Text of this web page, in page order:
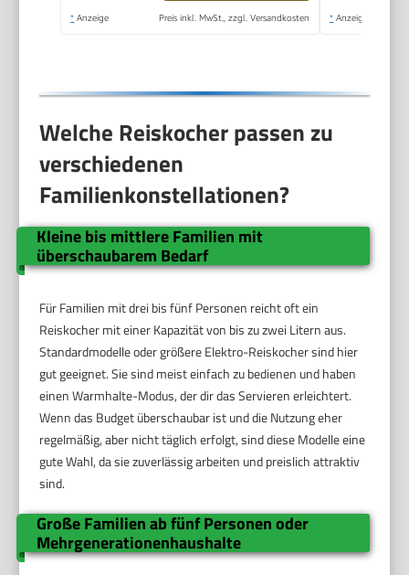
Gemüse & Fisch
* Anzeige Preis inkl. MwSt., zzgl. Versandkosten * Anzeige
Welche Reiskocher passen zu
verschiedenen
Familienkonstellationen?
Kleine bis mittlere Familien mit
überschaubarem Bedarf
Für Familien mit drei bis fünf Personen reicht oft ein
Reiskocher mit einer Kapazität von bis zu zwei Litern aus.
Standardmodelle oder größere Elektro-Reiskocher sind hier
gut geeignet. Sie sind meist einfach zu bedienen und haben
einen Warmhalte-Modus, der dir das Servieren erleichtert.
Wenn das Budget überschaubar ist und die Nutzung eher
regelmäßig, aber nicht täglich erfolgt, sind diese Modelle eine
gute Wahl, da sie zuverlässig arbeiten und preislich attraktiv
sind.
Große Familien ab fünf Personen oder
Mehrgenerationenhaushalte